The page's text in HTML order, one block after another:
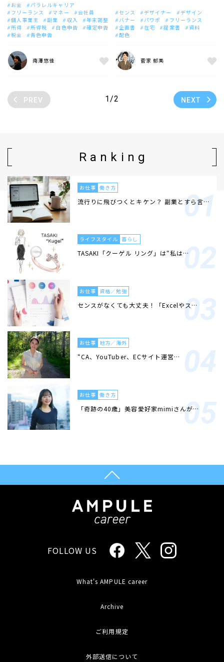
お金
パラレルキャリア
フリーランス
マネー
会社員
個人事業主
副業 収入
年末調整
所得
所得税 白色申告
確定申告
税金
青色申告
南澤悠佳
センス デザイナー
デザイン
バナー
パワポ
フリーランス
企画書
在宅 提案書
資料
配色
菅家 郁美
PREV 1/2 NEXT
Ranking
お仕事 働き方
流行りに飛びつくとキケン？ 副業とすら言…
ライフスタイル 暮らし
TASAKI「クーゲル リング」は“私は…
お仕事 資格／勉強
センスがなくても大丈夫！「Excelやス…
お仕事 地方／海外
“CA、YouTuber、ECサイト運営…
お仕事 働き方
「奇跡の40歳」美容愛好家mimiさんが…
FOLLOW US
What's AMPULE career
Archive
ご利用規定
外部送信について